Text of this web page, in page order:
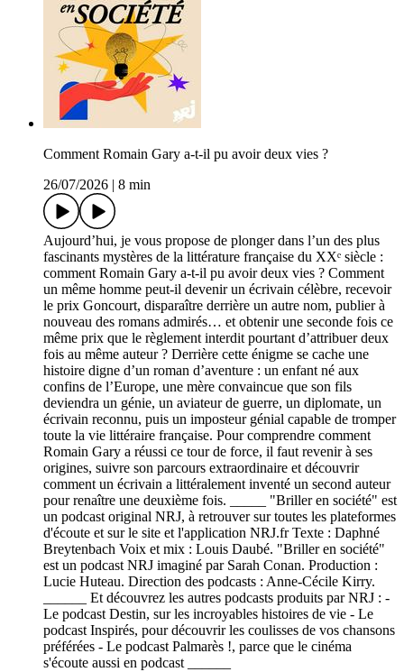
Comment Romain Gary a-t-il pu avoir deux vies ?
26/07/2026
8 min
Aujourd’hui, je vous propose de plonger dans l’un des plus
fascinants mystères de la littérature française du XXᵉ siècle :
comment Romain Gary a-t-il pu avoir deux vies ? Comment
un même homme peut-il devenir un écrivain célèbre, recevoir
le prix Goncourt, disparaître derrière un autre nom, publier à
nouveau des romans admirés… et obtenir une seconde fois ce
même prix que le règlement interdit pourtant d’attribuer deux
fois au même auteur ? Derrière cette énigme se cache une
histoire digne d’un roman d’aventure : un enfant né aux
confins de l’Europe, une mère convaincue que son fils
deviendra un génie, un aviateur de guerre, un diplomate, un
écrivain reconnu, puis un imposteur génial capable de tromper
toute la vie littéraire française. Pour comprendre comment
Romain Gary a réussi ce tour de force, il faut revenir à ses
origines, suivre son parcours extraordinaire et découvrir
comment un écrivain a littéralement inventé un second auteur
pour renaître une deuxième fois. _____ "Briller en société" est
un podcast original NRJ, à retrouver sur toutes les plateformes
d'écoute et sur le site et l'application NRJ.fr Texte : Daphné
Breytenbach Voix et mix : Louis Daubé. "Briller en société"
est un podcast NRJ imaginé par Sarah Conan. Production :
Lucie Huteau. Direction des podcasts : Anne-Cécile Kirry.
______ Et découvrez les autres podcasts produits par NRJ : -
Le podcast Destin, sur les incroyables histoires de vie - Le
podcast Inspirés, pour découvrir les coulisses de vos chansons
préférées - Le podcast Palmarès !, parce que le cinéma
s'écoute aussi en podcast ______